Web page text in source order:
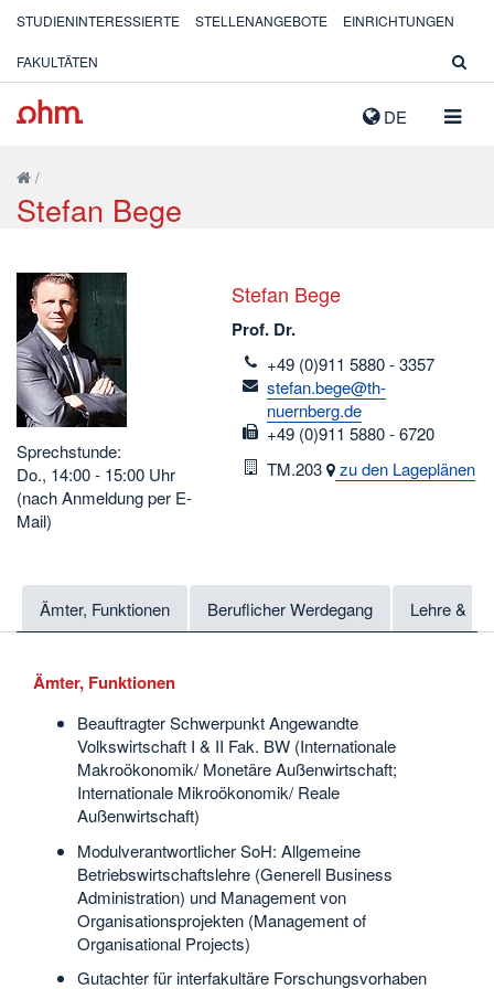
DE
STUDIENINTERESSIERTE STELLENANGEBOTE EINRICHTUNGEN
FAKULTÄTEN
/
Stefan Bege
Sprechstunde:
Do., 14:00 - 15:00 Uhr
(nach Anmeldung per E-
Mail)
Stefan Bege
Prof. Dr.
telefon
+49 (0)911 5880 - 3357
email
stefan.bege@th-
nuernberg.de
fax
+49 (0)911 5880 - 6720
Raum
TM.203 zu den Lageplänen
Ämter, Funktionen Beruflicher Werdegang Lehre &
Ämter, Funktionen
Beauftragter Schwerpunkt Angewandte
Volkswirtschaft I & II Fak. BW (Internationale
Makroökonomik/ Monetäre Außenwirtschaft;
Internationale Mikroökonomik/ Reale
Außenwirtschaft)
Modulverantwortlicher SoH: Allgemeine
Betriebswirtschaftslehre (Generell Business
Administration) und Management von
Organisationsprojekten (Management of
Organisational Projects)
Gutachter für interfakultäre Forschungsvorhaben